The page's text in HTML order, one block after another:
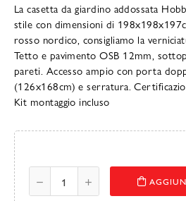
La casetta da giardino addossata
stile con dimensioni di
rosso nordico, consigliamo la
Tetto e pavimento OSB 12mm,
pareti. Accesso ampio con porta
(126x168cm) e serratura.
Kit montaggio incluso